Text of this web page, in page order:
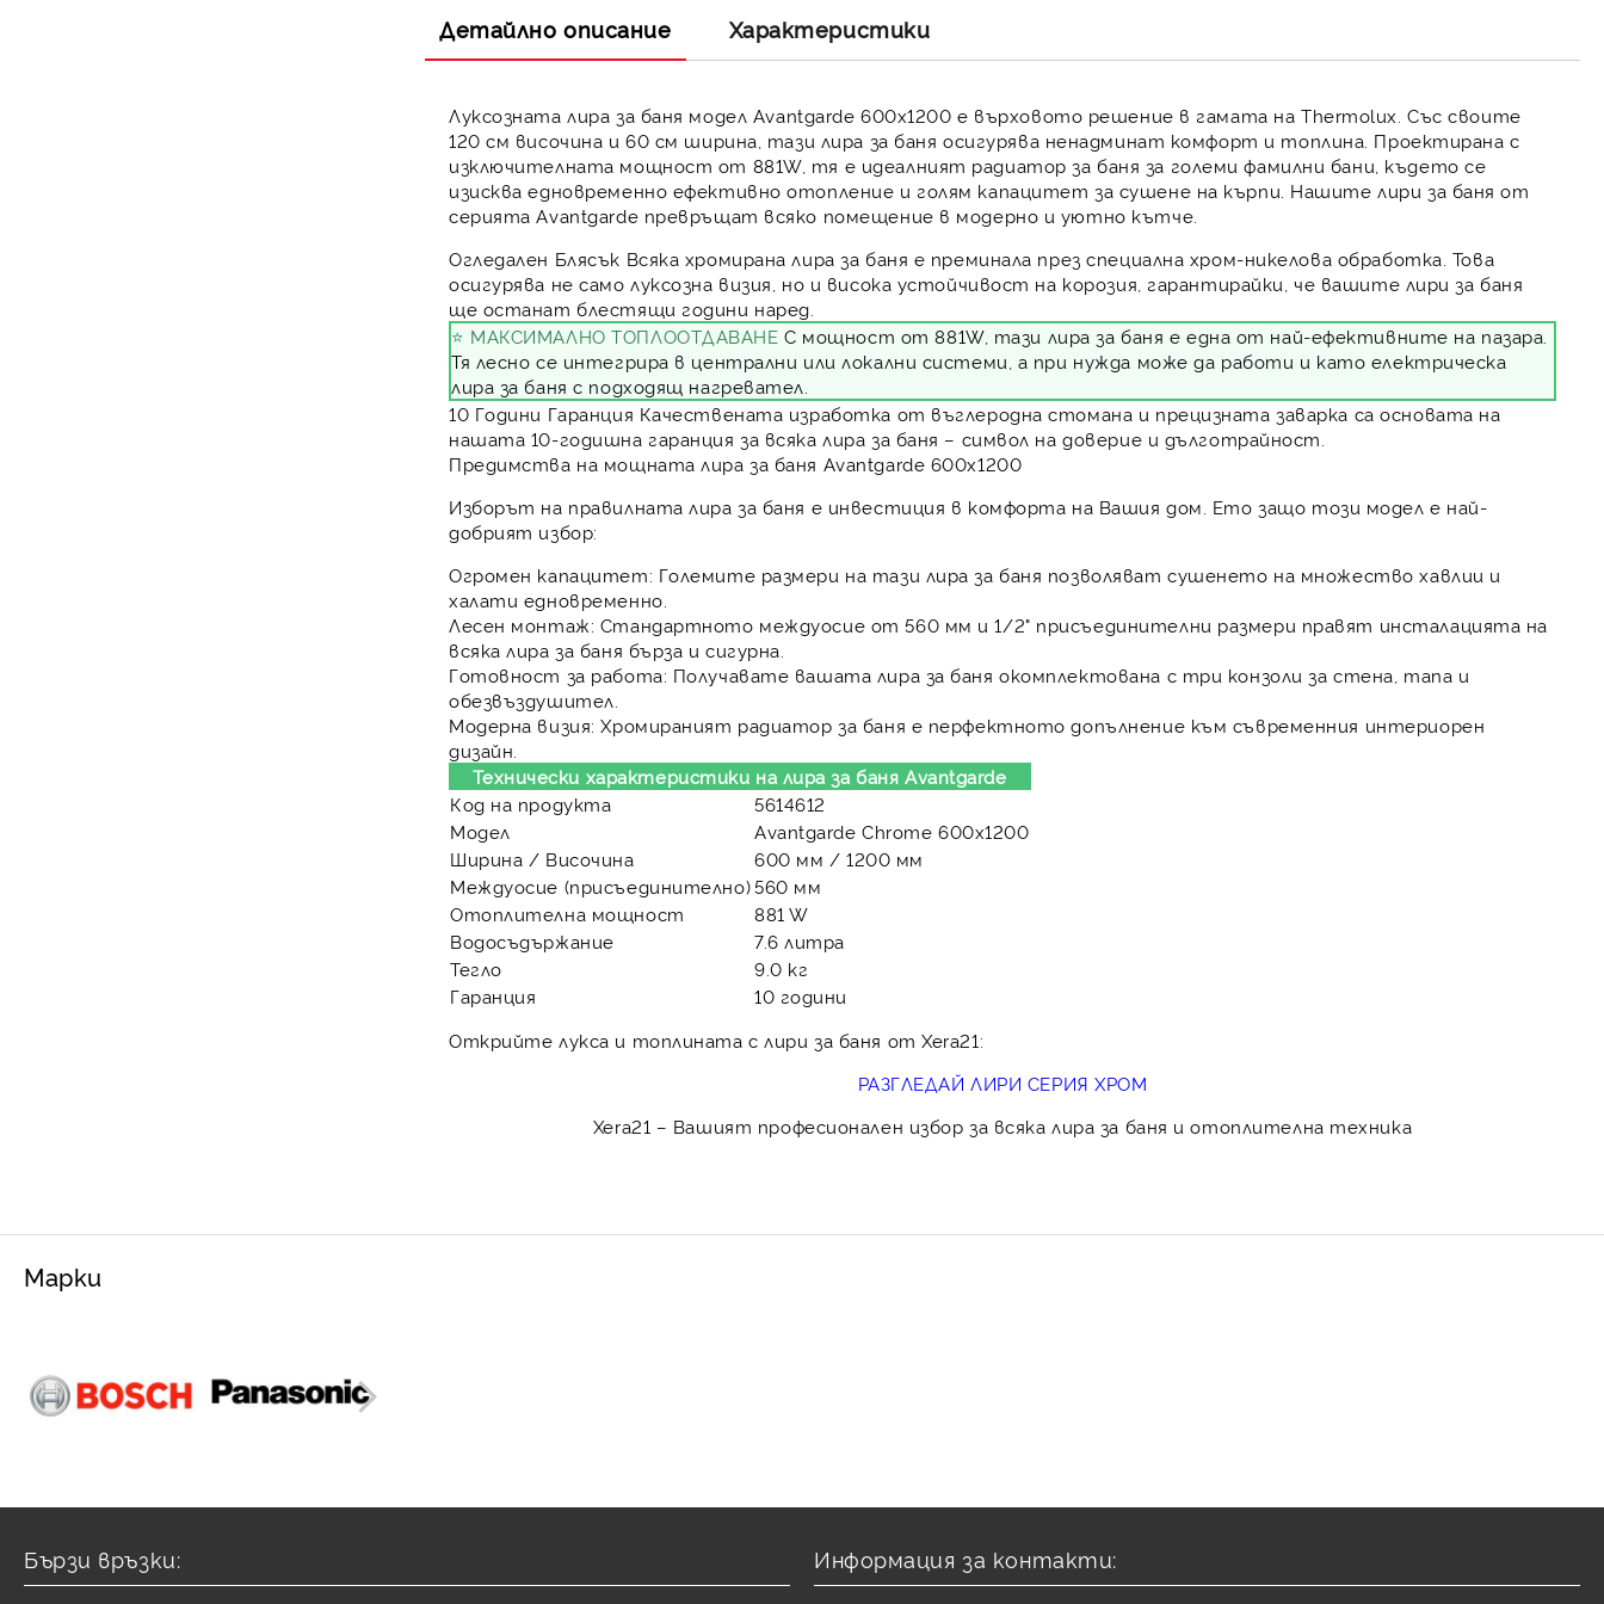
Детайлно описание Характеристики
Луксознаталира за баня модел Avantgarde 600х1200 е върховото решение в гамата на Thermolux. Със своите
120 см височина и 60 см ширина, тази лира за баня осигурява ненадминат комфорт и топлина. Проектирана с
изключителната мощност от 881W, тя е идеалният радиатор за баня за големи фамилни бани, където се
изисква едновременно ефективно отопление и голям капацитет за сушене на кърпи. Нашителири за баня от
серията Avantgarde превръщат всяко помещение в модерно и уютно кътче.
Огледален Блясък Всяка хромирана лира за баня е преминала през специална хром-никелова обработка. Това
осигурява не само луксозна визия, но и висока устойчивост на корозия, гарантирайки, че вашите лири за баня
ще останат блестящи години наред.
⭐ МАКСИМАЛНО ТОПЛООТДАВАНЕ С мощност от 881W, тази лира за баня е една от най-ефективните на пазара.
Тя лесно се интегрира в централни или локални системи, а при нужда може да работи и като електрическа
лира за баня с подходящ нагревател.
10 Години Гаранция Качествената изработка от въглеродна стомана и прецизната заварка са основата на
нашата 10-годишна гаранция за всяка лира за баня – символ на доверие и дълготрайност.
Предимства на мощната лира за баня Avantgarde 600х1200
Изборът на правилнаталира за баня е инвестиция в комфорта на Вашия дом. Ето защо този модел е най-
добрият избор:
Огромен капацитет: Големите размери на тази лира за баня позволяват сушенето на множество хавлии и
халати едновременно.
Лесен монтаж: Стандартното междуосие от 560 мм и 1/2" присъединителни размери правят инсталацията на
всяка лира за баня бърза и сигурна.
Готовност за работа: Получавате вашата лира за баня окомплектована с три конзоли за стена, тапа и
обезвъздушител.
Модерна визия: Хромираният радиатор за баня е перфектното допълнение към съвременния интериорен
дизайн.
Технически характеристики на лира за баня Avantgarde
Код на продукта
5614612
Модел
Avantgarde Chrome 600x1200
Ширина / Височина
600 мм / 1200 мм
Междуосие (присъединително)560 мм
Отоплителна мощност
881 W
Водосъдържание
7.6 литра
Тегло
9.0 кг
Гаранция
10 години
Открийте лукса и топлината с лири за баня от Xera21:
РАЗГЛЕДАЙ ЛИРИ СЕРИЯ ХРОМ
Xera21 – Вашият професионален избор за всяка лира за баня и отоплителна техника
Марки
Бързи връзки: Информация за контакти: